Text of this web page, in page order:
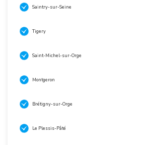
Saintry-sur-Seine
Tigery
Saint-Michel-sur-Orge
Montgeron
Brétigny-sur-Orge
Le Plessis-Pâté